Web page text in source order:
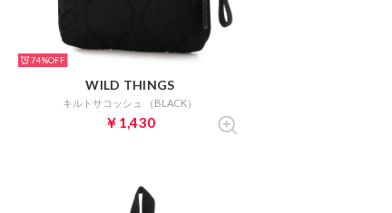
74%
WILD THINGS
キルトサコッシュ （BLACK）
￥1,430